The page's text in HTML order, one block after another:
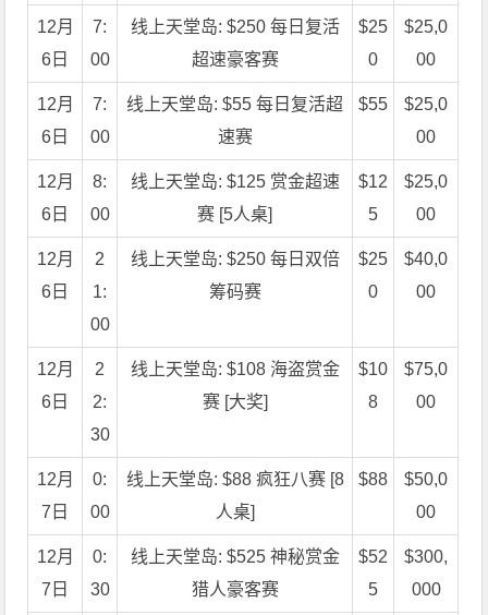
12月
6日
7:
00
线上天堂岛: $250 每日复活
超速豪客赛
$25
0
$25,0
00
12月
6日
7:
00
线上天堂岛: $55 每日复活超
速赛
$55
$25,0
00
12月
6日
8:
00
线上天堂岛: $125 赏金超速
赛 [5人桌]
$12
5
$25,0
00
12月
6日
2
1:
00
线上天堂岛: $250 每日双倍
筹码赛
$25
0
$40,0
00
12月
6日
2
2:
30
线上天堂岛: $108 海盗赏金
赛 [大奖]
$10
8
$75,0
00
12月
7日
0:
00
线上天堂岛: $88 疯狂八赛 [8
人桌]
$88
$50,0
00
12月
7日
0:
30
线上天堂岛: $525 神秘赏金
猎人豪客赛
$52
5
$300,
000